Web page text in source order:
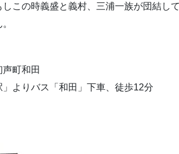
この時義盛と義村、三浦一族が団結し
町和田
よりバス「和田」下車、徒歩12分